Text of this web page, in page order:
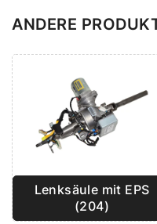
ANDERE
Lenksäule mit EPS
(204)